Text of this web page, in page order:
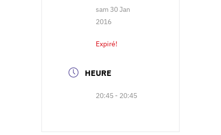
sam 30 Jan
2016
Expiré!
HEURE
20:45 - 20:45